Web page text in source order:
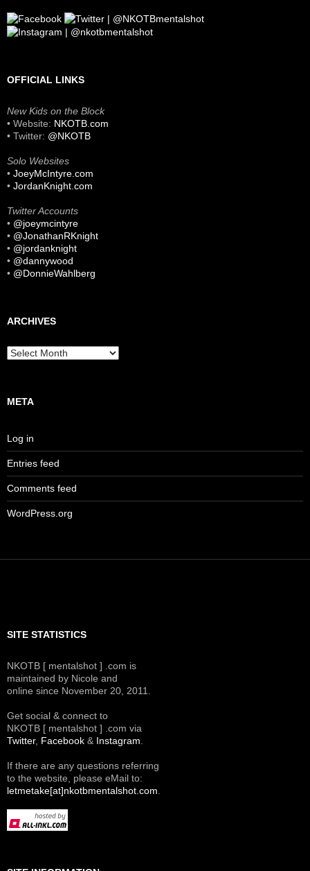
OFFICIAL LINKS
New Kids on the Block
• Website: NKOTB.com
• Twitter: @NKOTB
Solo Websites
• JoeyMcIntyre.com
• JordanKnight.com
Twitter Accounts
• @joeymcintyre
• @JonathanRKnight
• @jordanknight
• @dannywood
• @DonnieWahlberg
ARCHIVES
Archives
META
Log in
Entries feed
Comments feed
WordPress.org
SITE STATISTICS
NKOTB [ mentalshot ] .com is
maintained by Nicole and
online since November 20, 2011.
Get social & connect to
NKOTB [ mentalshot ] .com via
Twitter, Facebook & Instagram
If there are any questions referring
to the website, please eMail to:
letmetake[at]nkotbmentalshot.com